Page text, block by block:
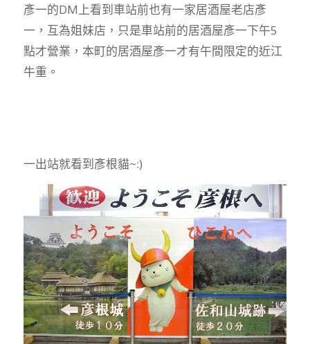
彥一的DM上看到車站前也有一家居酒屋老店彥
一，互為姐妹店，只是車站前的居酒屋彥一下午5
點才營業，本町的居酒屋彥一才有午間限定的近江
牛重。
一出站就看到彥根貓~:)